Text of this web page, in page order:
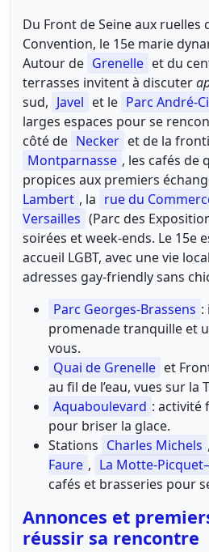
Du Front de Seine aux ruelles
Convention, le 15e marie
Autour de Grenelle et du
terrasses invitent à discuter
sud, Javel et le Parc André-
larges espaces pour se
côté de Necker et de la
Montparnasse , les cafés de
propices aux premiers
Lambert , la rue du
Versailles (Parc des
soirées et week-ends. Le 15e
accueil LGBT, avec une vie
adresses gay-friendly sans
Parc Georges-Brassens :
promenade tranquille et
vous.
Quai de Grenelle et
au fil de l’eau, vues sur la
Aquaboulevard : activité
pour briser la glace.
Stations Charles Michels ,
Faure , La Motte-
cafés et brasseries pour
Annonces et
réussir sa rencontre